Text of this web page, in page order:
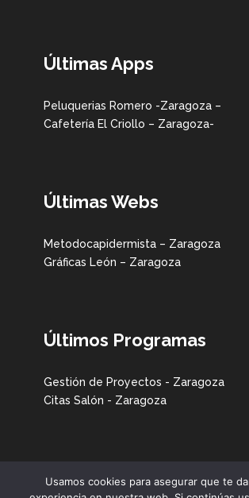
Últimas Apps
Peluquerias Romero -Zaragoza –
Cafetería El Criollo – Zaragoza-
Últimas Webs
Metodocapidermista – Zaragoza
Gráficas León – Zaragoza
Últimos Programas
Gestión de Proyectos - Zaragoza
Citas Salón - Zaragoza
Usamos cookies para asegurar que te